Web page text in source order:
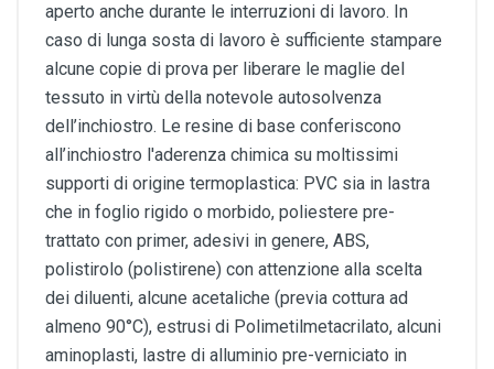
aperto anche durante le interruzioni di lavoro. In
caso di lunga sosta di lavoro è sufficiente stampare
alcune copie di prova per liberare le maglie del
tessuto in virtù della notevole autosolvenza
dell’inchiostro. Le resine di base conferiscono
all’inchiostro l'aderenza chimica su moltissimi
supporti di origine termoplastica: PVC sia in lastra
che in foglio rigido o morbido, poliestere pre-
trattato con primer, adesivi in genere, ABS,
polistirolo (polistirene) con attenzione alla scelta
dei diluenti, alcune acetaliche (previa cottura ad
almeno 90°C), estrusi di Polimetilmetacrilato, alcuni
aminoplasti, lastre di alluminio pre-verniciato in